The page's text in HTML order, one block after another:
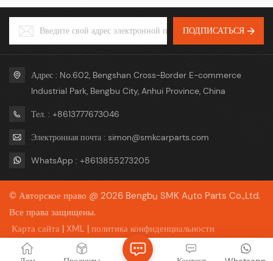
199 555 AA, 3C0199555AA,
3C0 199 555 R, 3C0199555R,
5ND 199 555 A,
Торговые условия ФОБ, КИФ,
упаковка или упаковка с вашим
ПОДПИСАТЬСЯ
Адрес : No.602, Bengshan Cross-Border E-commerce
Industrial Park, Bengbu City, Anhui Province, China
Тел. : +8613777673046
Электронная почта : simon@smkcarparts.com
WhatsApp : +8613855273205
© Авторское право @ 2026 Bengbu SMK Auto Parts Co.,Ltd.
Все права защищены.
Карта сайта | XML | политика конфиденциальности
Поддерживается сеть IPv6